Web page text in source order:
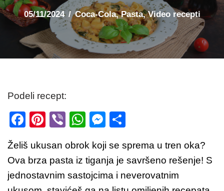
05/11/2024 Coca-Cola,Pasta,Video recepti
Podeli recept:
F
c
e
b
Pi
er
e
st
Vi
er
W
at
s
A
M
ss
e
n
ar
e
Želiš ukusan obrok koji se sprema u tren oka?
Ova brza pasta iz tiganja je savršeno rešenje! S
jednostavnim sastojcima i neverovatnim